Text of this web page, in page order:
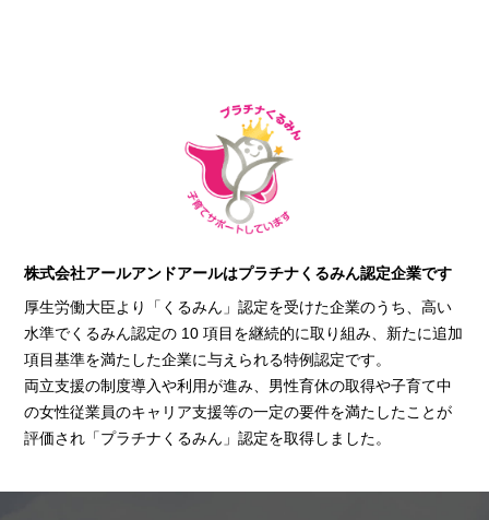
株式会社アールアンドアールはプラチナくるみん認定企業です
厚生労働大臣より「くるみん」認定を受けた企業のうち、高い
水準でくるみん認定の 10 項目を継続的に取り組み、新たに追加
項目基準を満たした企業に与えられる特例認定です。
両立支援の制度導入や利用が進み、男性育休の取得や子育て中
の女性従業員のキャリア支援等の一定の要件を満たしたことが
評価され「プラチナくるみん」認定を取得しました。